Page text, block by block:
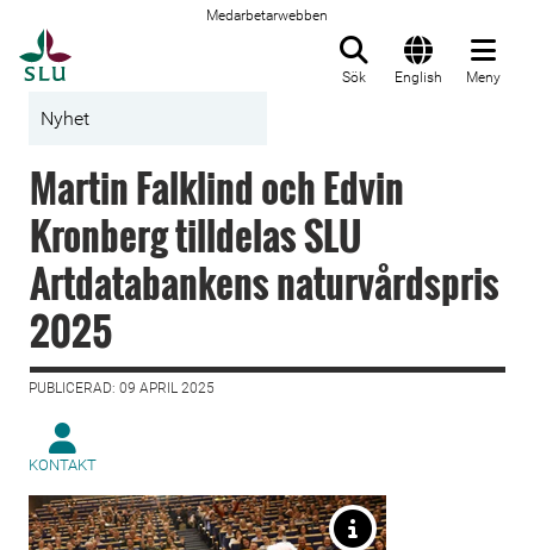
Medarbetarwebben
Sök English Meny
Nyhet
Martin Falklind och Edvin
Kronberg tilldelas SLU
Artdatabankens naturvårdspris
2025
PUBLICERAD: 09 APRIL 2025
KONTAKT